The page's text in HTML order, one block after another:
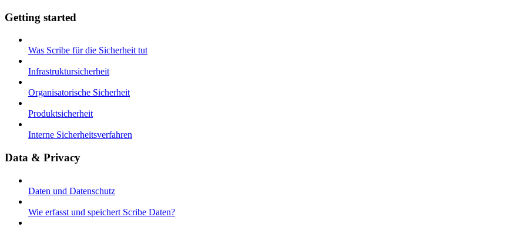
Getting started
Was Scribe für die Sicherheit tut
Infrastruktursicherheit
Organisatorische Sicherheit
Produktsicherheit
Interne Sicherheitsverfahren
Data & Privacy
Daten und Datenschutz
Wie erfasst und speichert Scribe Daten?